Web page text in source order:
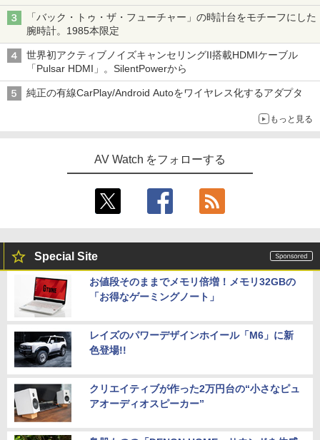
「バック・トゥ・ザ・フューチャー」の時計台をモチーフにした
腕時計。1985本限定
世界初アクティブノイズキャンセリングII搭載HDMIケーブル
「Pulsar HDMI」。SilentPowerから
純正の有線CarPlay/Android Autoをワイヤレス化するアダプタ
もっと見る
AV Watch をフォローする
Special Site
お値段そのままでメモリ倍増！メモリ32GBの
「お得なゲーミングノート」
レイズのパワーデザインホイール「M6」に新
色登場!!
クリエイティブが作った2万円台の“小さなピュ
アオーディオスピーカー”